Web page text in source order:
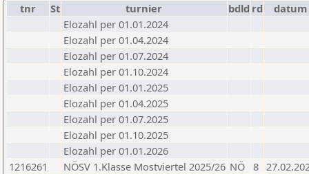
tnr St turnier bdld rd
datum
Elozahl per 01.01.2024
Elozahl per 01.04.2024
Elozahl per 01.07.2024
Elozahl per 01.10.2024
Elozahl per 01.01.2025
Elozahl per 01.04.2025
Elozahl per 01.07.2025
Elozahl per 01.10.2025
Elozahl per 01.01.2026
1216261
NÖSV 1.Klasse Mostviertel 2025/26 NÖ 8